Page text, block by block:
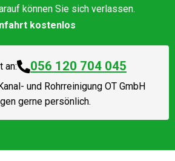
können Sie sich verlassen.
kostenlos
an: 056 120 704 045
Kanal- und Rohrreinigung OT GmbH
gerne persönlich.